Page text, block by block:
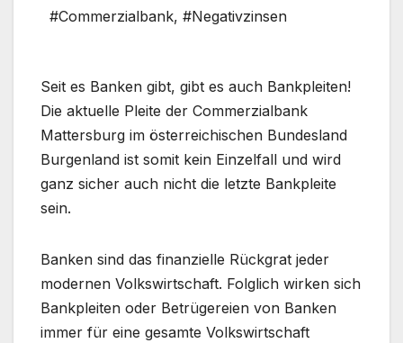
#Commerzialbank, #Negativzinsen
Seit es Banken gibt, gibt es auch Bankpleiten!
Die aktuelle Pleite der Commerzialbank
Mattersburg im österreichischen Bundesland
Burgenland ist somit kein Einzelfall und wird
ganz sicher auch nicht die letzte Bankpleite
sein.
Banken sind das finanzielle Rückgrat jeder
modernen Volkswirtschaft. Folglich wirken sich
Bankpleiten oder Betrügereien von Banken
immer für eine gesamte Volkswirtschaft